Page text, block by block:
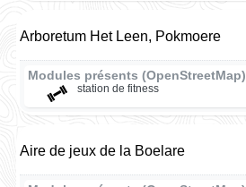
Arboretum Het Leen, Pokmoere
Modules présents (OpenStreetMap)
station de fitness
Aire de jeux de la Boelare